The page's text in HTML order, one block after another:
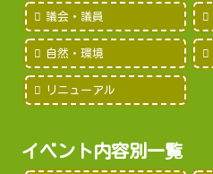
議会・議員
自然・環境
リニューアル
イベント内容別一覧